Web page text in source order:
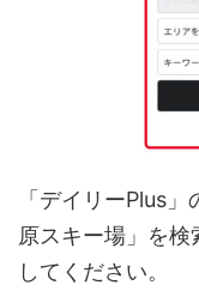
「デイリーPlus
原スキー場」を
してください。